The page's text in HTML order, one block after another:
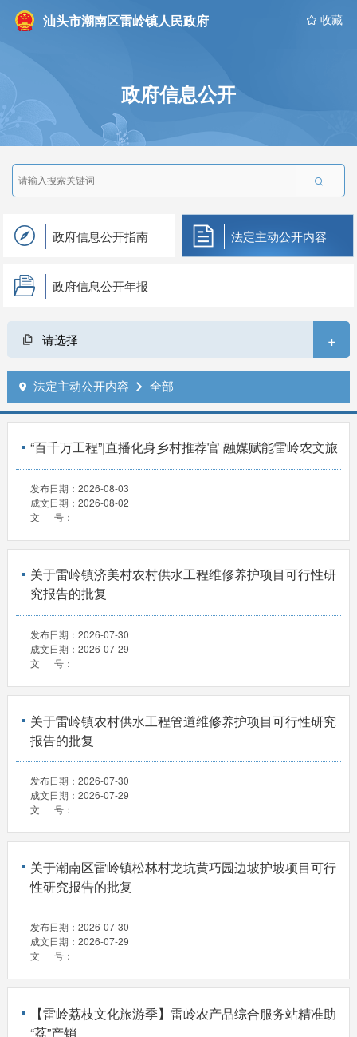
汕头市潮南区雷岭镇人民政府  收藏
政府信息公开

政府信息公开指南 法定主动公开内容
政府信息公开年报
请选择 +
 法定主动公开内容  全部
“百千万工程”|直播化身乡村推荐官 融媒赋能雷岭农文旅
发布日期： 2026-08-03
成文日期： 2026-08-02
文 号：
关于雷岭镇济美村农村供水工程维修养护项目可行性研
究报告的批复
发布日期： 2026-07-30
成文日期： 2026-07-29
文 号：
关于雷岭镇农村供水工程管道维修养护项目可行性研究
报告的批复
发布日期： 2026-07-30
成文日期： 2026-07-29
文 号：
关于潮南区雷岭镇松林村龙坑黄巧园边坡护坡项目可行
性研究报告的批复
发布日期： 2026-07-30
成文日期： 2026-07-29
文 号：
【雷岭荔枝文化旅游季】雷岭农产品综合服务站精准助
“荔”产销